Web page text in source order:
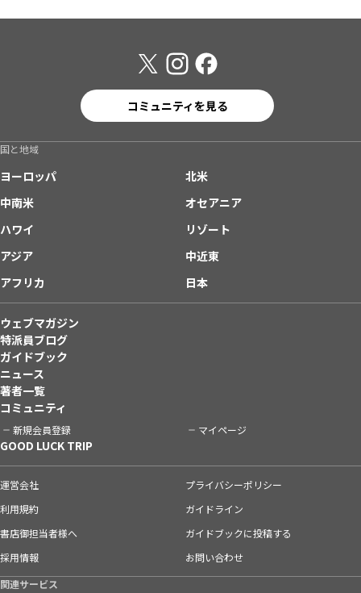
コミュニティを見る
国と地域
ヨーロッパ
北米
中南米
オセアニア
ハワイ
リゾート
アジア
中近東
アフリカ
日本
ウェブマガジン
特派員ブログ
ガイドブック
ニュース
著者一覧
コミュニティ
新規会員登録 マイページ
GOOD LUCK TRIP
運営会社
プライバシーポリシー
利用規約
ガイドライン
書店御担当者様へ
ガイドブックに投稿する
採用情報
お問い合わせ
関連サービス